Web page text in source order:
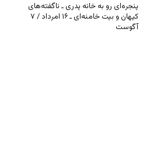
پنجره‌ای رو به خانه پدری ـ ناگفته‌های
کیهان و بیت خامنه‌ای ـ ۱۶ امرداد / ۷
آگوست